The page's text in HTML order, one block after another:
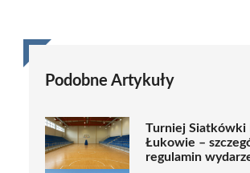
Podobne Artykuły
Turniej Siatkówki
Łukowie –
regulamin